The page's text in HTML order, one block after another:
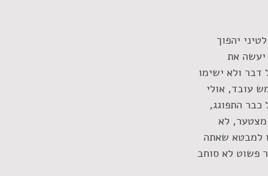
יהפוך
יעשה את
דבר ולא ישימו
עובד, אולי
התפוגג,
מצטער, לא
למבטא שאתה
פשוט לא סוחב